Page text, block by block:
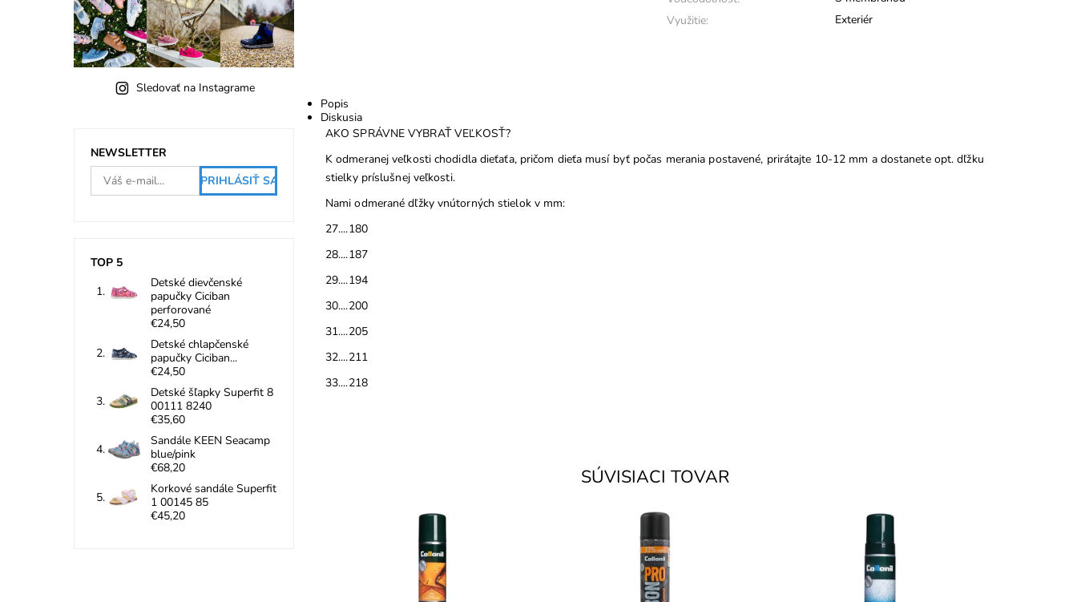
Využitie:
Exteriér
Popis
Diskusia
AKO SPRÁVNE VYBRAŤ VEĽKOSŤ?
K odmeranej veľkosti chodidla dieťaťa, pričom dieťa musí byť počas merania postavené, prirátajte 10-12 mm a dostanete opt. dľžku
stielky príslušnej veľkosti.
Nami odmerané dľžky vnútorných stielok v mm:
27....180
28....187
29....194
30....200
31....205
32....211
33....218
SÚVISIACI TOVAR
- WATERSTOP + UV ochrana na
usňovú kožu. Ochráni kožu pred
poškodením vodou a uv-žiarením.
Skladom
Carbon technológia proti vlhkosti a
znečisteniu. Impregnácia na všetky
druhy kože, aj textil (napr. oblečenie).
Skladom
CLEAN + CARE čistiaca pena na
všetky druhy kože aj textil. Okrem
čistenia obuvi sa dá využiť napríklad aj
Sledovať na Instagrame
NEWSLETTER
TOP 5
Detské dievčenské
papučky Ciciban
perforované
€24,50
Detské chlapčenské
papučky Ciciban...
€24,50
Detské šľapky Superfit 8
00111 8240
€35,60
Sandále KEEN Seacamp
blue/pink
€68,20
Korkové sandále Superfit
1 00145 85
€45,20